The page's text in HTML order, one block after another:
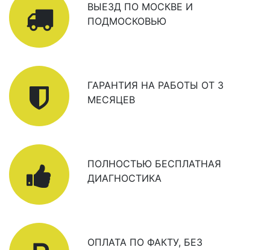
ВЫЕЗД ПО МОСКВЕ И
ПОДМОСКОВЬЮ
ГАРАНТИЯ НА РАБОТЫ ОТ 3
МЕСЯЦЕВ
ПОЛНОСТЬЮ БЕСПЛАТНАЯ
ДИАГНОСТИКА
ОПЛАТА ПО ФАКТУ, БЕЗ